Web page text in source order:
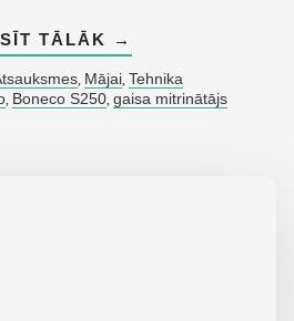
TĀLĀK
ABOUT
ATSAUKSME
PAR
BONECO
S250
→
, Mājai, Tehnika
, Boneco S250, gaisa mitrinātājs